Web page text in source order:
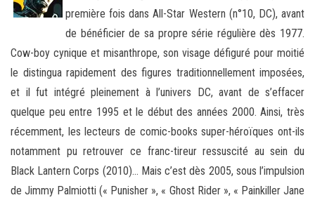
première fois dans All-Star Western (n°10, DC), avant
de bénéficier de sa propre série régulière dès 1977.
Cow-boy cynique et misanthrope, son visage défiguré pour moitié
le distingua rapidement des figures traditionnellement imposées,
et il fut intégré pleinement à l’univers DC, avant de s’effacer
quelque peu entre 1995 et le début des années 2000. Ainsi, très
récemment, les lecteurs de comic-books super-héroïques ont-ils
notamment pu retrouver ce franc-tireur ressuscité au sein du
Black Lantern Corps (2010)… Mais c’est dès 2005, sous l’impulsion
de Jimmy Palmiotti (« Punisher », « Ghost Rider », « Painkiller Jane